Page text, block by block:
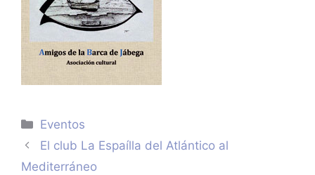
Categorías
Eventos
El club La Espaílla del Atlántico al
Mediterráneo